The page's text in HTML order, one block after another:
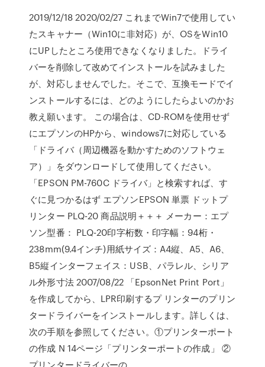
2019/12/18 2020/02/27 これまでWin7で使用してい
たスキャナー（Win10に非対応）が、OSをWin10
にUPしたところ使用できなくなりました。ドライ
バーを削除して改めてインストールを試みました
が、対応しませんでした。そこで、互換モードでイ
ンストールするには、どのようにしたらよいのかお
教え願います。 この場合は、CD-ROMを使用せず
にエプソンのHPから、windows7に対応している
「ドライバ（周辺機器を動かすためのソフトウェ
ア）」をダウンロードして使用してください。
「EPSON PM-760C ドライバ」と検索すれば、す
ぐに見つかるはず エプソンEPSON 単票 ドットプ
リンター PLQ-20 商品説明＋＋＋ メーカー：エプ
ソン型番： PLQ-20印字桁数・印字幅：94桁・
238mm(9.4インチ)用紙サイズ：A4縦、A5、A6、
B5縦インターフェイス：USB、パラレル、シリア
ル外形寸法 2007/08/22 「EpsonNet Print Port」
を作成してから、LPR印刷するプ リンターのプリン
タードライバーをインストールします。詳しくは、
次の手順を参照してください。①プリンターポート
の作成 N 14ページ「プリンターポートの作成」 ②
プリンタードライバーの